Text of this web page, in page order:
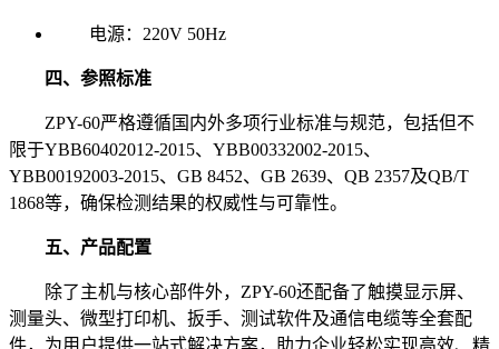
电源：220V 50Hz
四、参照标准
ZPY-60严格遵循国内外多项行业标准与规范，包括但不
限于YBB60402012-2015、YBB00332002-2015、
YBB00192003-2015、GB 8452、GB 2639、QB 2357及QB/T
1868等，确保检测结果的权威性与可靠性。
五、产品配置
除了主机与核心部件外，ZPY-60还配备了触摸显示屏、
测量头、微型打印机、扳手、测试软件及通信电缆等全套配
件，为用户提供一站式解决方案，助力企业轻松实现高效、精